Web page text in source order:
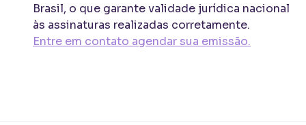
Brasil, o que garante validade jurídica nacional
às assinaturas realizadas corretamente.
Entre em contato agendar sua emissão.